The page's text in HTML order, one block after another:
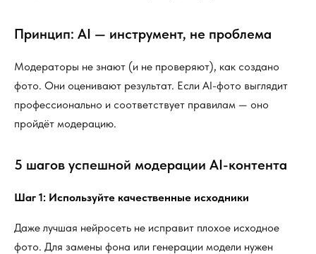
Принцип: AI — инструмент, не проблема
Модераторы не знают (и не проверяют), как создано
фото. Они оценивают результат. Если AI-фото выглядит
профессионально и соответствует правилам — оно
пройдёт модерацию.
5 шагов успешной модерации AI-контента
Шаг 1: Используйте качественные исходники
Даже лучшая нейросеть не исправит плохое исходное
фото. Для замены фона или генерации модели нужен